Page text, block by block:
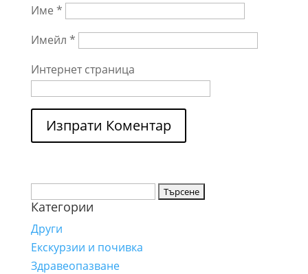
Име *
Имейл *
Интернет страница
за:
Категории
Други
Екскурзии и почивка
Здравеопазване